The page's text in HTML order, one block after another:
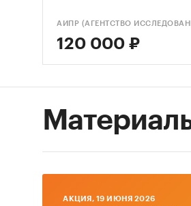
120 000 ₽
AКЦИЯ, 19 ИЮНЯ 2026